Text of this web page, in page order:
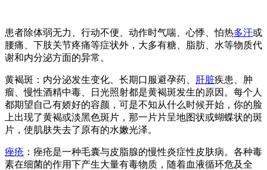
患者除体弱无力、行动不便、动作时气喘、心悸、怕热多汗或
腰痛、下肢关节疼痛等症状外，大多有糖、脂肪、水等物质代
谢和内分泌方面的异常。
黄褐斑：内分泌发生变化、长期口服避孕药、 肝脏疾患、肿
瘤、慢性酒精中毒、日光照射都是黄褐斑发生的原因。每个人
都期望自己有娇好的容颜，可是不知从什么时候开始，你的脸
上出现了黄褐或淡黑色斑片，那一片片呈地图状或蝴蝶状的斑
片，使肌肤失去了原有的水嫩光泽。
痤疮 ：痤疮是一种毛囊与皮脂腺的慢性炎症性皮肤病。各种毒
素在细菌的作用下产生大量有毒物质，随着血液循环危及全